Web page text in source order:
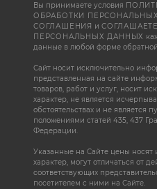
Вы принимаете условия
ОБРАБОТКИ
СОГЛАШЕНИЯ и
ПЕРСОНАЛЬНЫХ ДАННЫХ
данные в любой форме
Сайт носит исключительно
представленная на сайте
товаров, работ и услуг, носит
характер, не является
обстоятельствах и не является
положениями статей 435, 437
Федерации.
Указанные на Сайте цены
характер, могут отличаться от
соответствующих
посетителем с ними на Сайте.